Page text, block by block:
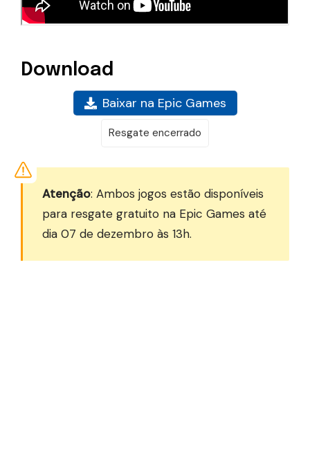
Download
Baixar na Epic Games
Resgate encerrado
Atenção: Ambos jogos estão disponíveis
para resgate gratuito na Epic Games até
dia 07 de dezembro às 13h.